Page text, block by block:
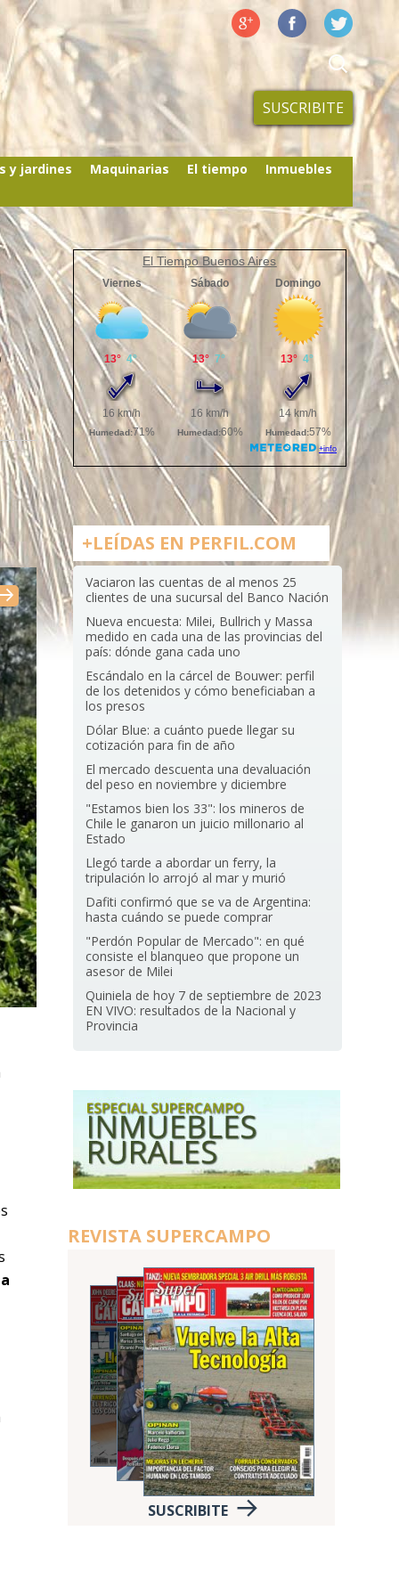
SUSCRIBITE
y jardines Maquinarias El tiempo Inmuebles
El Tiempo Buenos Aires
+LEÍDAS EN PERFIL.COM
Vaciaron las cuentas de al menos 25
clientes de una sucursal del Banco Nación
Nueva encuesta: Milei, Bullrich y Massa
medido en cada una de las provincias del
país: dónde gana cada uno
Escándalo en la cárcel de Bouwer: perfil
de los detenidos y cómo beneficiaban a
los presos
Dólar Blue: a cuánto puede llegar su
cotización para fin de año
El mercado descuenta una devaluación
del peso en noviembre y diciembre
"Estamos bien los 33": los mineros de
Chile le ganaron un juicio millonario al
Estado
Llegó tarde a abordar un ferry, la
tripulación lo arrojó al mar y murió
Dafiti confirmó que se va de Argentina:
hasta cuándo se puede comprar
"Perdón Popular de Mercado": en qué
consiste el blanqueo que propone un
asesor de Milei
Quiniela de hoy 7 de septiembre de 2023
EN VIVO: resultados de la Nacional y
Provincia
REVISTA SUPERCAMPO
SUSCRIBITE